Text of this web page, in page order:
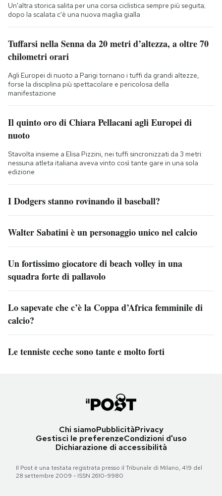
Un'altra storica salita per una corsa ciclistica sempre più seguita;
dopo la scalata c'è una nuova maglia gialla
Tuffarsi nella Senna da 20 metri d’altezza, a oltre 70
chilometri orari
Agli Europei di nuoto a Parigi tornano i tuffi da grandi altezze,
forse la disciplina più spettacolare e pericolosa della
manifestazione
Il quinto oro di Chiara Pellacani agli Europei di
nuoto
Stavolta insieme a Elisa Pizzini, nei tuffi sincronizzati da 3 metri:
nessuna atleta italiana aveva vinto così tante gare in una sola
edizione
I Dodgers stanno rovinando il baseball?
Walter Sabatini è un personaggio unico nel calcio
Un fortissimo giocatore di beach volley in una
squadra forte di pallavolo
Lo sapevate che c’è la Coppa d’Africa femminile di
calcio?
Le tenniste ceche sono tante e molto forti
Chi siamoPubblicitàPrivacy
Gestisci le preferenzeCondizioni d'uso
Dichiarazione di accessibilità
Il Post è una testata registrata presso il Tribunale di Milano, 419 del
28 settembre 2009 - ISSN 2610-9980